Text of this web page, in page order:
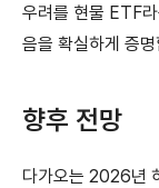
우려를 현물 ETF
음을 확실하게 증
향후 전망
다가오는 2026년